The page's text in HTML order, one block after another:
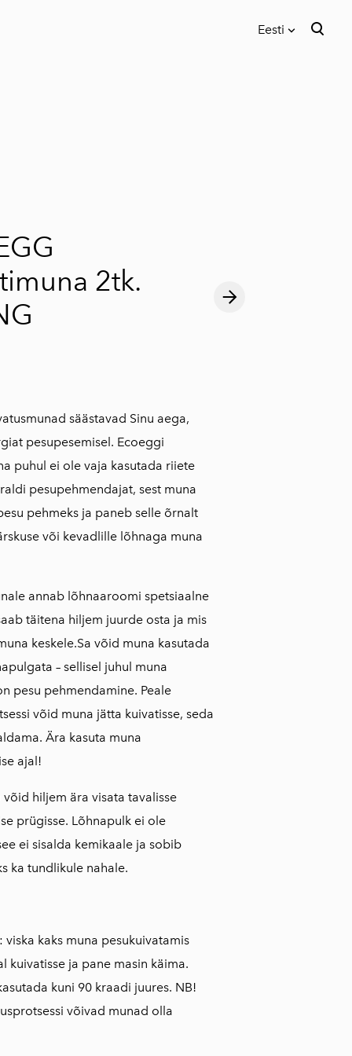
Eesti
2tk.
säästavad Sinu aega,
pesupesemisel. Ecoeggi
puhul ei ole vaja kasutada riiete
pesupehmendajat, sest muna
pehmeks ja paneb selle õrnalt
või kevadlille lõhnaga muna
annab lõhnaaroomi spetsiaalne
täitena hiljem juurde osta ja mis
keskele.Sa võid muna kasutada
– sellisel juhul muna
pesu pehmendamine. Peale
võid muna jätta kuivatisse, seda
Ära kasuta muna
ajal!
hiljem ära visata tavalisse
prügisse. Lõhnapulk ei ole
ei sisalda kemikaale ja sobib
ka tundlikule nahale.
viska kaks muna pesukuivatamis
kuivatisse ja pane masin käima.
kuni 90 kraadi juures. NB!
võivad munad olla